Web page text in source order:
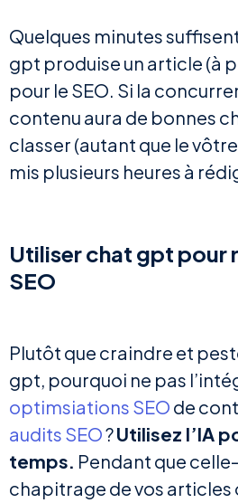
Quelques minutes
gpt produise un article (à
pour le SEO. Si la
contenu aura de bonnes
classer (autant que le
mis plusieurs heures à
Utiliser chat gpt pour
SEO
Plutôt que craindre et
gpt, pourquoi ne pas
optimsiations SEO de
audits SEO?Utilisez l’IA
temps. Pendant que
chapitrage de vos articles